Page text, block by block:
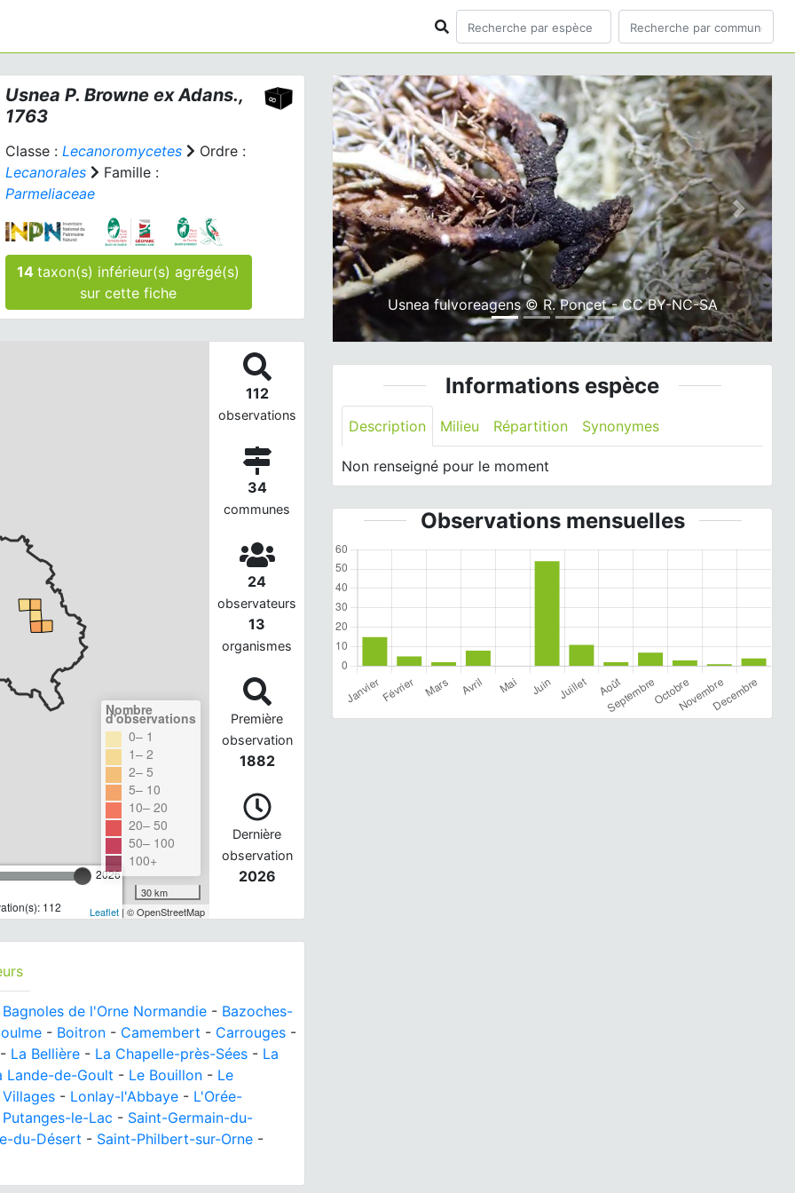
Usnea P. Browne ex Adans.,
1763
Classe : Lecanoromycetes
Ordre :
Lecanorales
Famille :
Parmeliaceae
14taxon(s) inférieur(s) agrégé(s)
sur cette fiche
2026
112
Nombre
d'observations
0– 1
1– 2
2– 5
5– 10
10– 20
20– 50
50– 100
100+
30 km
Leaflet| © OpenStreetMap
112
observations
34
communes
24
observateurs
13
organismes
Première
observation
1882
Dernière
observation
2026
Bagnoles de l'Orne Normandie - Bazoches-
- Boitron - Camembert - Carrouges -
La Bellière - La Chapelle-près-Sées - La
Lande-de-Goult - Le Bouillon - Le
- Lonlay-l'Abbaye - L'Orée-
Putanges-le-Lac - Saint-Germain-du-
du-Désert - Saint-Philbert-sur-Orne -
Usnea fulvoreagens © R. Poncet - CC BY-NC-SA
Previous Next
Informations espèce
Description Milieu Répartition Synonymes
Non renseigné pour le moment
Observations mensuelles